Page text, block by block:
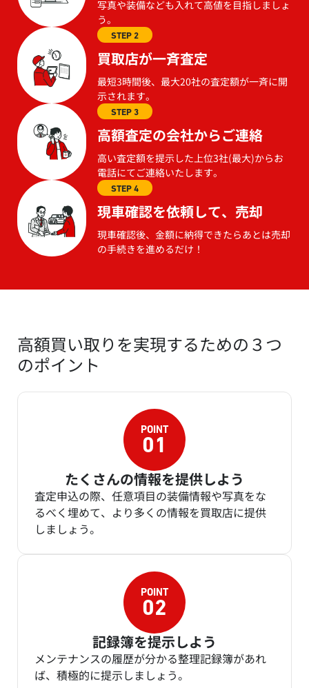
写真や装備なども入れて高値を目指しましょ
う。
STEP 2
買取店が一斉査定
最短3時間後、最大20社の査定額が一斉に開
示されます。
STEP 3
高額査定の会社からご連絡
高い査定額を提示した上位3社(最大)からお
電話にてご連絡いたします。
STEP 4
現車確認を依頼して、売却
現車確認後、金額に納得できたらあとは売却
の手続きを進めるだけ！
高額買い取りを実現するための３つ
のポイント
たくさんの情報を提供しよう
査定申込の際、任意項目の装備情報や写真をな
るべく埋めて、より多くの情報を買取店に提供
しましょう。
記録簿を提示しよう
メンテナンスの履歴が分かる整理記録簿があれ
ば、積極的に提示しましょう。